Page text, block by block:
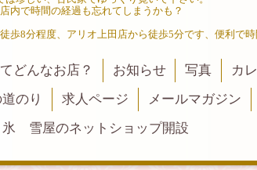
内で時間の経過も忘れてしまうかも？
歩8分程度、アリオ上田店から徒歩5分です、便利で
どんなお店？ お知らせ 写真
カ
のり 求人ページ
メールマガジン
氷 雪屋のネットショップ開設